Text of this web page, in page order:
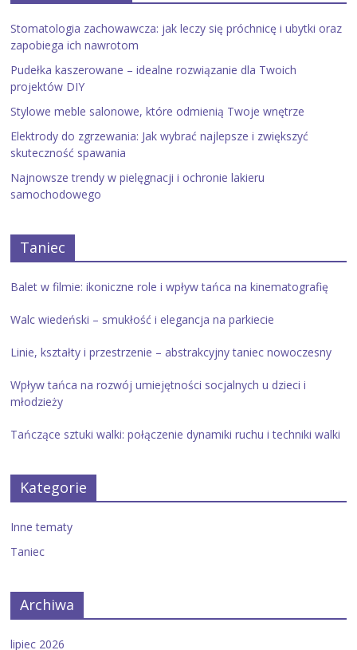
Stomatologia zachowawcza: jak leczy się próchnicę i ubytki oraz
zapobiega ich nawrotom
Pudełka kaszerowane – idealne rozwiązanie dla Twoich
projektów DIY
Stylowe meble salonowe, które odmienią Twoje wnętrze
Elektrody do zgrzewania: Jak wybrać najlepsze i zwiększyć
skuteczność spawania
Najnowsze trendy w pielęgnacji i ochronie lakieru
samochodowego
Taniec
Balet w filmie: ikoniczne role i wpływ tańca na kinematografię
Walc wiedeński – smukłość i elegancja na parkiecie
Linie, kształty i przestrzenie – abstrakcyjny taniec nowoczesny
Wpływ tańca na rozwój umiejętności socjalnych u dzieci i
młodzieży
Tańczące sztuki walki: połączenie dynamiki ruchu i techniki walki
Kategorie
Inne tematy
Taniec
Archiwa
lipiec 2026